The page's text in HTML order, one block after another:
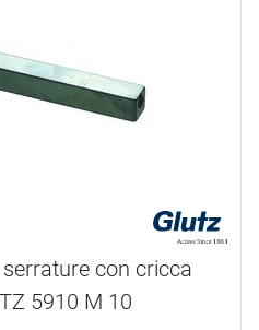
con cricca
5910 M 10